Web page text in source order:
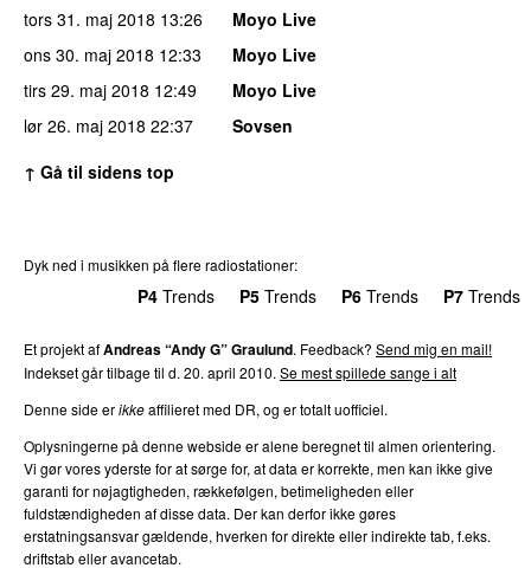
tors 31. maj 2018 13:26
Moyo Live
ons 30. maj 2018 12:33
Moyo Live
tirs 29. maj 2018 12:49
Moyo Live
lør 26. maj 2018 22:37
Sovsen
↑ Gå til sidens top
Dyk ned i musikken på flere radiostationer:
P4 Trends P5 Trends P6 Trends P7 Trends
Et projekt afAndreas “Andy G” Graulund. Feedback? Send mig en mail!
Indekset går tilbage til d. 20. april 2010. Se mest spillede sange i alt
Denne side erikkeaffilieret med DR, og er totalt uofficiel.
Oplysningerne på denne webside er alene beregnet til almen orientering.
Vi gør vores yderste for at sørge for, at data er korrekte, men kan ikke give
garanti for nøjagtigheden, rækkefølgen, betimeligheden eller
fuldstændigheden af disse data. Der kan derfor ikke gøres
erstatningsansvar gældende, hverken for direkte eller indirekte tab, f.eks.
driftstab eller avancetab.